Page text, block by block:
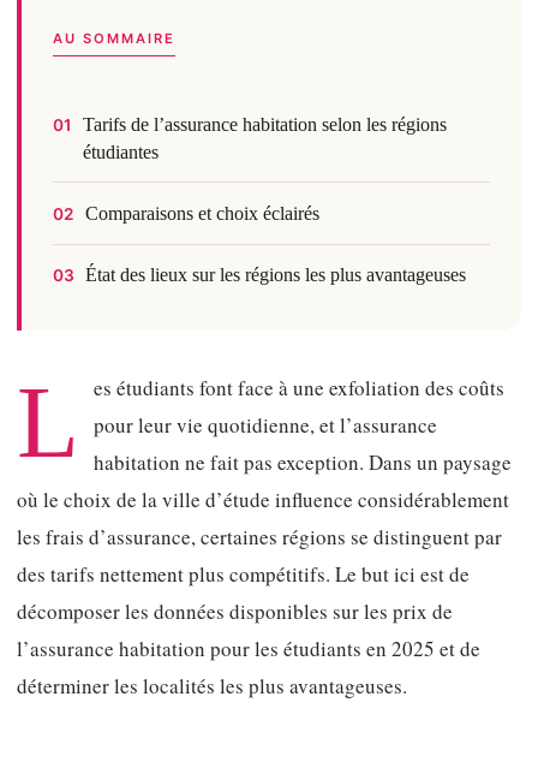
AU SOMMAIRE
01
Tarifs de l’assurance habitation selon les régions
étudiantes
02 Comparaisons et choix éclairés
03 État des lieux sur les régions les plus avantageuses
L
es étudiants font face à une exfoliation des coûts
pour leur vie quotidienne, et l’assurance
habitation ne fait pas exception. Dans un paysage
où le choix de la ville d’étude influence considérablement
les frais d’assurance, certaines régions se distinguent par
des tarifs nettement plus compétitifs. Le but ici est de
décomposer les données disponibles sur les prix de
l’assurance habitation pour les étudiants en 2025 et de
déterminer les localités les plus avantageuses.